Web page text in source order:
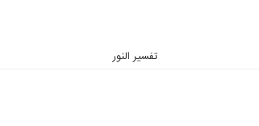
تفسیر النور